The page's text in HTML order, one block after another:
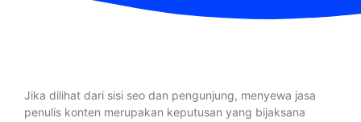
Jika dilihat dari sisi seo dan pengunjung, menyewa jasa
penulis konten merupakan keputusan yang bijaksana